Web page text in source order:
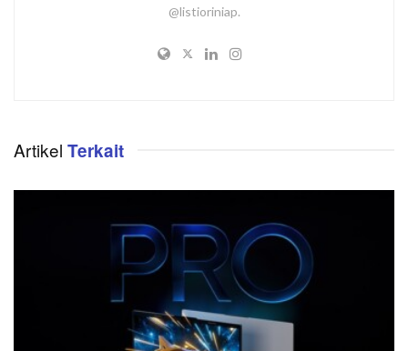
@listioriniap.
Artikel Terkait